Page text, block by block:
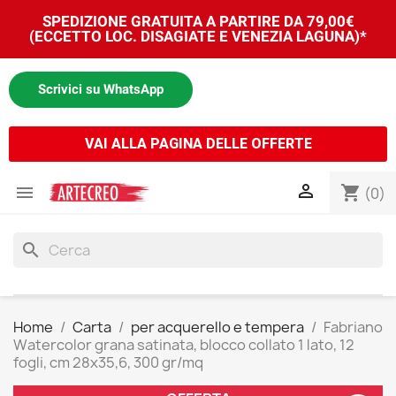
SPEDIZIONE GRATUITA A PARTIRE DA 79,00€
(ECCETTO LOC. DISAGIATE E VENEZIA LAGUNA)*
Scrivici su WhatsApp
VAI ALLA PAGINA DELLE OFFERTE
 shopping_cart (0)

search
Home Carta per acquerello e tempera
Fabriano
Watercolor grana satinata, blocco collato 1 lato, 12
fogli, cm 28x35,6, 300 gr/mq